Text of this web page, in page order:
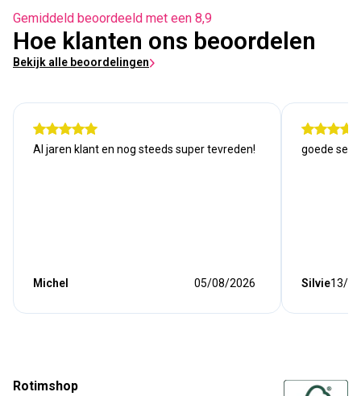
Gemiddeld beoordeeld met een 8,9
Hoe klanten ons beoordelen
Bekijk alle beoordelingen
Al jaren klant en nog steeds super tevreden!
Michel 05/08/2026
goede
Silvie13/
Rotimshop